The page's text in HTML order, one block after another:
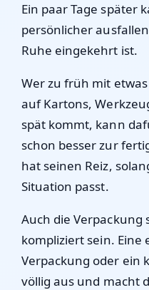
Ein paar Tage später
persönlicher
Ruhe eingekehrt ist.
Wer zu früh mit
auf Kartons,
spät kommt, kann
schon besser zur
hat seinen Reiz,
Situation passt.
Auch die Verpackung
kompliziert sein. Eine
Verpackung oder ein
völlig aus und macht